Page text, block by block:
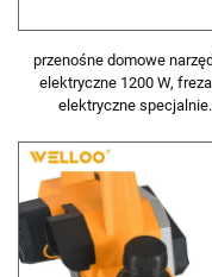
przenośne domowe
elektryczne 1200 W,
elektryczne specjalnie
drewna